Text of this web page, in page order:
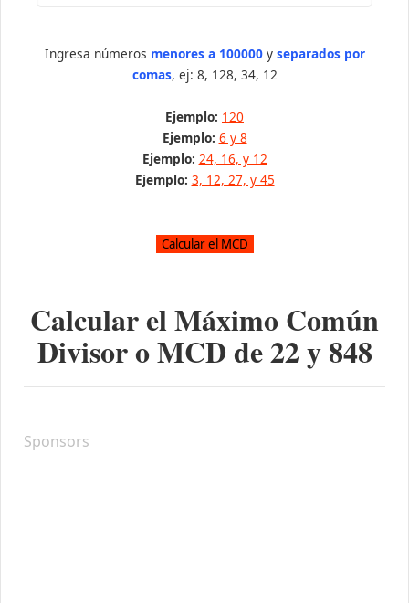
Ingresa números menores a 100000y separados por
comas, ej: 8, 128, 34, 12
Ejemplo: 120
Ejemplo: 6 y 8
Ejemplo: 24, 16, y 12
Ejemplo: 3, 12, 27, y 45
Calcular el Máximo Común
Divisor o MCD de22y848
Sponsors